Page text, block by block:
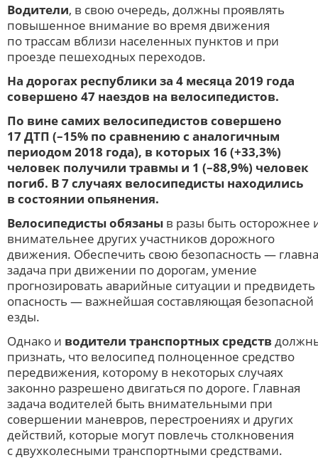
Водители, в свою очередь, должны проявлять
повышенное внимание во время движения
по трассам вблизи населенных пунктов и при
проезде пешеходных переходов.
На дорогах республики за 4 месяца 2019 года
совершено 47 наездов на велосипедистов.
По вине самих велосипедистов совершено
17 ДТП (–15% по сравнению с аналогичным
периодом 2018 года), в которых 16 (+33,3%)
человек получили травмы и 1 (–88,9%) человек
погиб. В 7 случаях велосипедисты находились
в состоянии опьянения.
Велосипедисты обязаны в разы быть осторожнее
внимательнее других участников дорожного
движения. Обеспечить свою безопасность —
задача при движении по дорогам, умение
прогнозировать аварийные ситуации и предвидеть
опасность — важнейшая составляющая безопасной
езды.
Однако и водители транспортных средств
признать, что велосипед полноценное средство
передвижения, которому в некоторых случаях
законно разрешено двигаться по дороге. Главная
задача водителей быть внимательными при
совершении маневров, перестроениях и других
действий, которые могут повлечь столкновения
с двухколесными транспортными средствами.